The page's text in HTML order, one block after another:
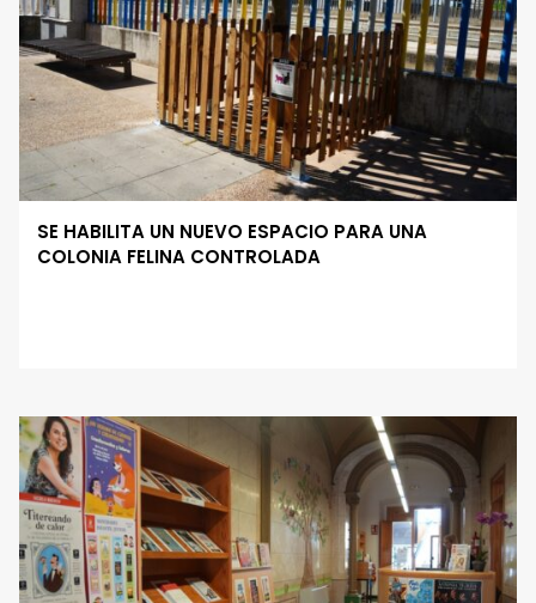
SE HABILITA UN NUEVO ESPACIO PARA UNA
COLONIA FELINA CONTROLADA